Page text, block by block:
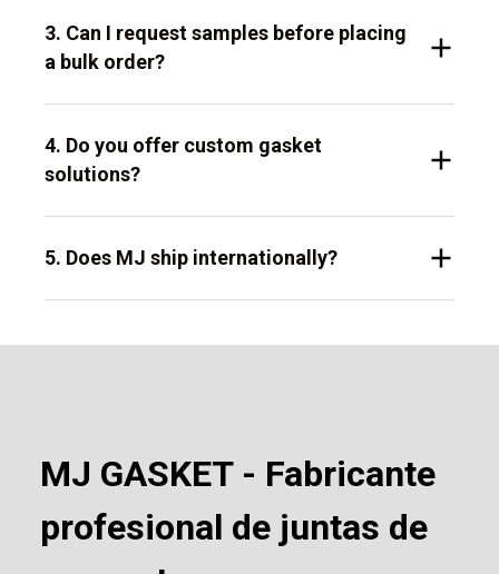
3. Can I request samples before placing
a bulk order?
4. Do you offer custom gasket
solutions?
5. Does MJ ship internationally?
MJ GASKET - Fabricante
profesional de juntas de